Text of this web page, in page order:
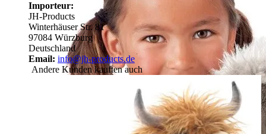
Importeur:
JH-Products
Winterhäuser Str. 81
97084 Würzburg
Deutschland
Email: info@jh-products.de
Andere Kunden kauften auch